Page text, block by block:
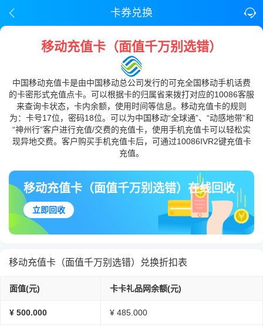
卡券兑换
移动充值卡（面值千万别选错）
中国移动充值卡是由中国移动总公司发行的可充全国移动手机话费
的卡密形式充值点卡。可以根据卡的归属省来拨打对应的10086客服
来查询卡状态，卡内余额，使用时间等信息。移动充值卡的规则
为：卡号17位，密码18位。可以为中国移动“全球通”、“动感地带”和
“神州行”客户进行充值/交费的充值卡，使用手机充值卡可以轻松实
现异地交费。客户购买手机充值卡后，可通过10086IVR2键充值卡
充值。
移动充值卡（面值千万别选错）在线回收
立即回收
移动充值卡（面值千万别选错）兑换折扣表
面值(元) 卡卡礼品网余额(元)
¥ 500.000 ¥ 485.000